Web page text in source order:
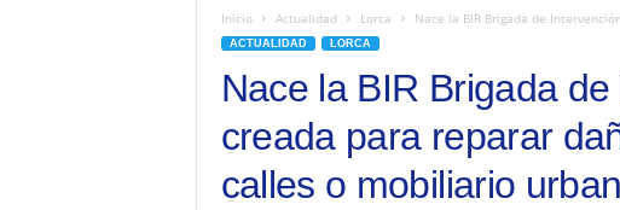
Inicio Actualidad Lorca Nace la BIR Brigada de
ACTUALIDAD LORCA
Nace la BIR Brigada
creada para reparar
calles o mobiliario